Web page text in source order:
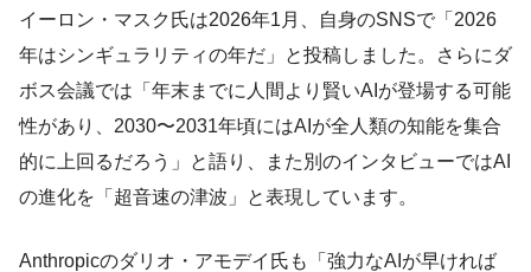
イーロン・マスク氏は2026年1月、自身のSNSで「2026
年はシンギュラリティの年だ」と投稿しました。さらにダ
ボス会議では「年末までに人間より賢いAIが登場する可能
性があり、2030〜2031年頃にはAIが全人類の知能を集合
的に上回るだろう」と語り、また別のインタビューではAI
の進化を「超音速の津波」と表現しています。
Anthropicのダリオ・アモデイ氏も「強力なAIが早ければ